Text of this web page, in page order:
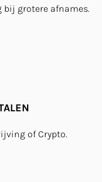
grotere afnames.
of Crypto.